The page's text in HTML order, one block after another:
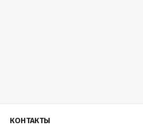
КОНТАКТЫ